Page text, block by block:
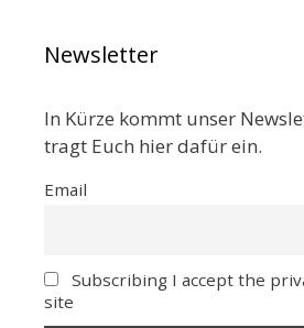
Newsletter
In Kürze kommt unser
tragt Euch hier dafür ein.
Email
Subscribing I accept the
site